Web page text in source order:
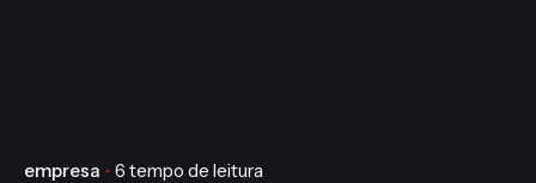
empresa 6 tempo de leitura